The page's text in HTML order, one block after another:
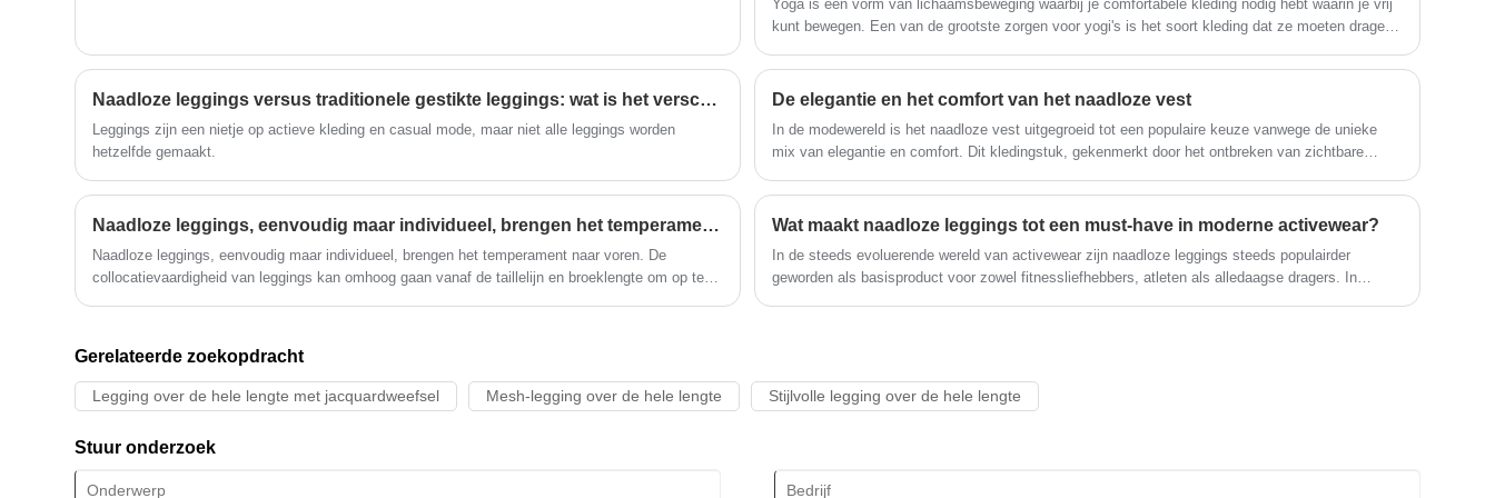
de samenleving die op bezoek komen,
begeleiding en zakelijke
onderhandelingen.
hervormingen, innovatiemechanismen,
aanpassing aan de markt, uitgebreide
lagen van de bevolking die op bezoek
komen, begeleiding en zakelijke
onderhandelingen.
het verdiepen van hervormingen,
de samenleving die op bezoek komen,
begeleiding en zakelijke
onderhandelingen.
Yoga is een vorm van lichaamsbeweging waarbij je comfortabele kleding nodig hebt waarin je vrij
kunt bewegen. Een van de grootste zorgen voor yogi's is het soort kleding dat ze moeten dragen,
Naadloze leggings versus traditionele gestikte leggings: wat is het verschil?
Leggings zijn een nietje op actieve kleding en casual mode, maar niet alle leggings worden
hetzelfde gemaakt.
De elegantie en het comfort van het naadloze vest
In de modewereld is het naadloze vest uitgegroeid tot een populaire keuze vanwege de unieke
mix van elegantie en comfort. Dit kledingstuk, gekenmerkt door het ontbreken van zichtbare
Naadloze leggings, eenvoudig maar individueel, brengen het temperament naar voren
Naadloze leggings, eenvoudig maar individueel, brengen het temperament naar voren. De
collocatievaardigheid van leggings kan omhoog gaan vanaf de taillelijn en broeklengte om op te
Wat maakt naadloze leggings tot een must-have in moderne activewear?
In de steeds evoluerende wereld van activewear zijn naadloze leggings steeds populairder
geworden als basisproduct voor zowel fitnessliefhebbers, atleten als alledaagse dragers. In
naadloze leggings onderscheidt van cruciaal belang om hun groeiende populariteit te waarderen.
Deze gids onderzoekt de bepalende kenmerken van naadloze leggings, hun voordelen voor
Gerelateerde zoekopdracht
Legging over de hele lengte met jacquardweefsel Mesh-legging over de hele lengte Stijlvolle legging over de hele lengte
Stuur onderzoek